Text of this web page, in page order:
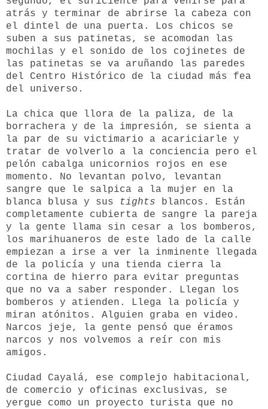
atrás y terminar de abrirse la cabeza con
el dintel de una puerta. Los chicos se
suben a sus patinetas, se acomodan las
mochilas y el sonido de los cojinetes de
las patinetas se va aruñando las paredes
del Centro Histórico de la ciudad más fea
del universo.
La chica que llora de la paliza, de la
borrachera y de la impresión, se sienta a
la par de su victimario a acariciarle y
tratar de volverlo a la conciencia pero el
pelón cabalga unicornios rojos en ese
momento. No levantan polvo, levantan
sangre que le salpica a la mujer en la
blanca blusa y sus
tights
blancos. Están
completamente cubierta de sangre la pareja
y la gente llama sin cesar a los bomberos,
los marihuaneros de este lado de la calle
empiezan a irse a ver la inminente llegada
de la policía y una tienda cierra la
cortina de hierro para evitar preguntas
que no va a saber responder. Llegan los
bomberos y atienden. Llega la policía y
miran atónitos. Alguien graba en video.
Narcos jeje, la gente pensó que éramos
narcos y nos volvemos a reír con mis
amigos.
Ciudad Cayalá, ese complejo habitacional,
de comercio y oficinas exclusivas, se
yergue como un proyecto turista que no